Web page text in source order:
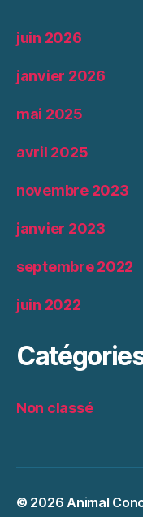
juin 2026
janvier 2026
mai 2025
avril 2025
novembre 2023
janvier 2023
septembre 2022
juin 2022
Non classé
© 2026 Animal